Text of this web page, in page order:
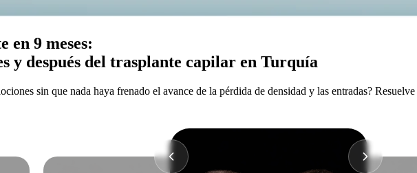
en 9 meses:
y después del trasplante capilar en Turquía
sin que nada haya frenado el avance de la pérdida de densidad y las entradas?